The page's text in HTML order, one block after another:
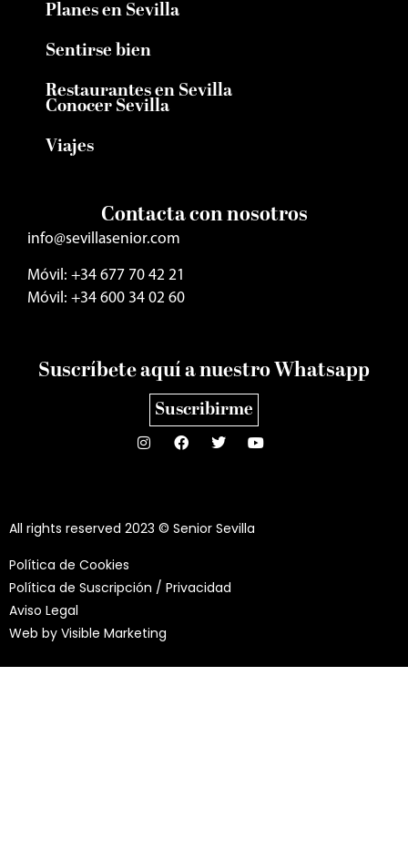
Planes en Sevilla
Sentirse bien
Restaurantes en Sevilla
Conocer Sevilla
Viajes
Contacta con nosotros
info@sevillasenior.com
Móvil: +34 677 70 42 21
Móvil: +34 600 34 02 60
Suscríbete aquí a nuestro Whatsapp
Suscribirme
All rights reserved 2023 © Senior Sevilla
Política de Cookies
Política de Suscripción / Privacidad
Aviso Legal
Web by Visible Marketing